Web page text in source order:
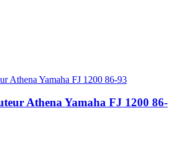
Athena Yamaha FJ 1200 86-